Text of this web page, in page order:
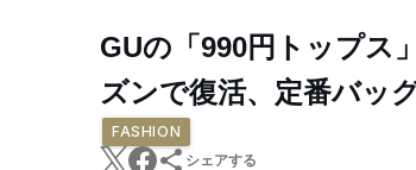
GUの「990円トップス
ズンで復活、定番バッ
FASHION
シェアする